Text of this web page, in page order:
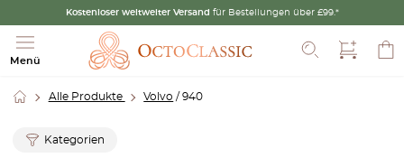
Kostenloser weltweiter Versand für Bestellungen über £99.*
Menü
Suche
Alle Produkte Volvo / 940
Kategorien